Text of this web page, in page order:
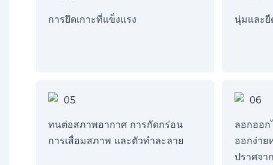
การยึดเกาะที่แข็งแรง นุ่มและยื
ทนต่อสภาพอากาศ การกัดกร่อน
การเสื่อมสภาพ และตัวทำละลาย
ลอกออ
ออกง่า
ปราศจา